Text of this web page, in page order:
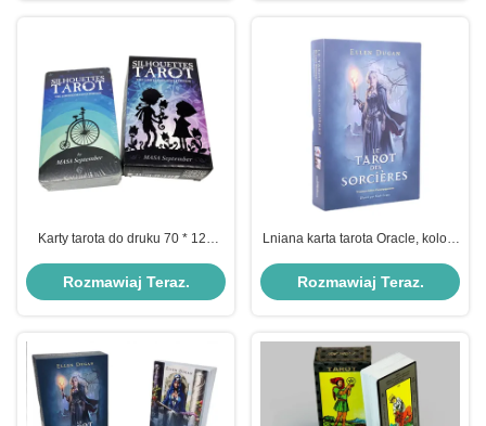
Karty tarota do druku 70 * 120
Halloweenowe karty Oracle
Rozmawiaj Teraz.
Lniana karta tarota Oracle, kolory
książką ręczną
Rozmawiaj Teraz.